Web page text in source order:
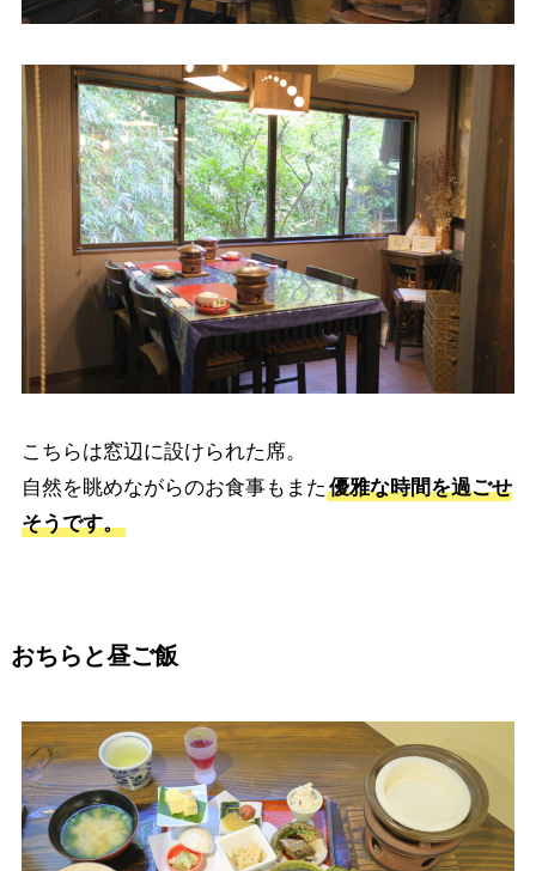
こちらは窓辺に設けられた席。
自然を眺めながらのお食事もまた 優雅な時間を過ごせ
そうです。
おちらと昼ご飯